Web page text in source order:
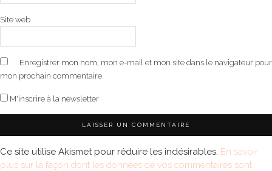
Site web
Enregistrer mon nom, mon e-mail et mon site dans le navigateur pour
mon prochain commentaire.
M'inscrire à la newsletter
Ce site utilise Akismet pour réduire les indésirables. En savoir
plus sur la façon dont les données de vos commentaires sont